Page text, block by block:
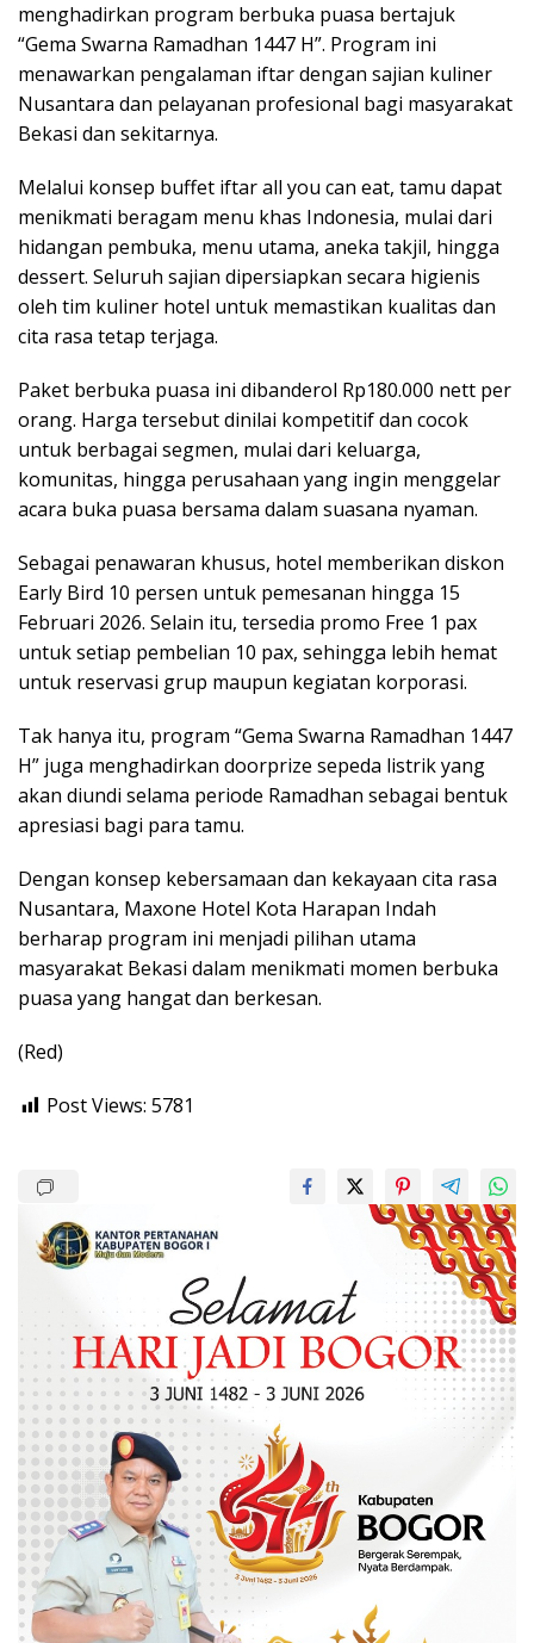
menghadirkan program berbuka puasa bertajuk
“Gema Swarna Ramadhan 1447 H”. Program ini
menawarkan pengalaman iftar dengan sajian kuliner
Nusantara dan pelayanan profesional bagi masyarakat
Bekasi dan sekitarnya.
Melalui konsep buffet iftar all you can eat, tamu dapat
menikmati beragam menu khas Indonesia, mulai dari
hidangan pembuka, menu utama, aneka takjil, hingga
dessert. Seluruh sajian dipersiapkan secara higienis
oleh tim kuliner hotel untuk memastikan kualitas dan
cita rasa tetap terjaga.
Paket berbuka puasa ini dibanderol Rp180.000 nett per
orang. Harga tersebut dinilai kompetitif dan cocok
untuk berbagai segmen, mulai dari keluarga,
komunitas, hingga perusahaan yang ingin menggelar
acara buka puasa bersama dalam suasana nyaman.
Sebagai penawaran khusus, hotel memberikan diskon
Early Bird 10 persen untuk pemesanan hingga 15
Februari 2026. Selain itu, tersedia promo Free 1 pax
untuk setiap pembelian 10 pax, sehingga lebih hemat
untuk reservasi grup maupun kegiatan korporasi.
Tak hanya itu, program “Gema Swarna Ramadhan 1447
H” juga menghadirkan doorprize sepeda listrik yang
akan diundi selama periode Ramadhan sebagai bentuk
apresiasi bagi para tamu.
Dengan konsep kebersamaan dan kekayaan cita rasa
Nusantara, Maxone Hotel Kota Harapan Indah
berharap program ini menjadi pilihan utama
masyarakat Bekasi dalam menikmati momen berbuka
puasa yang hangat dan berkesan.
(Red)
Post Views: 5781